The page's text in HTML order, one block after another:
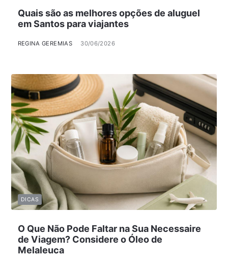
Quais são as melhores opções de aluguel
em Santos para viajantes
REGINA GEREMIAS 30/06/2026
O Que Não Pode Faltar na Sua Necessaire
de Viagem? Considere o Óleo de
Melaleuca
DICAS